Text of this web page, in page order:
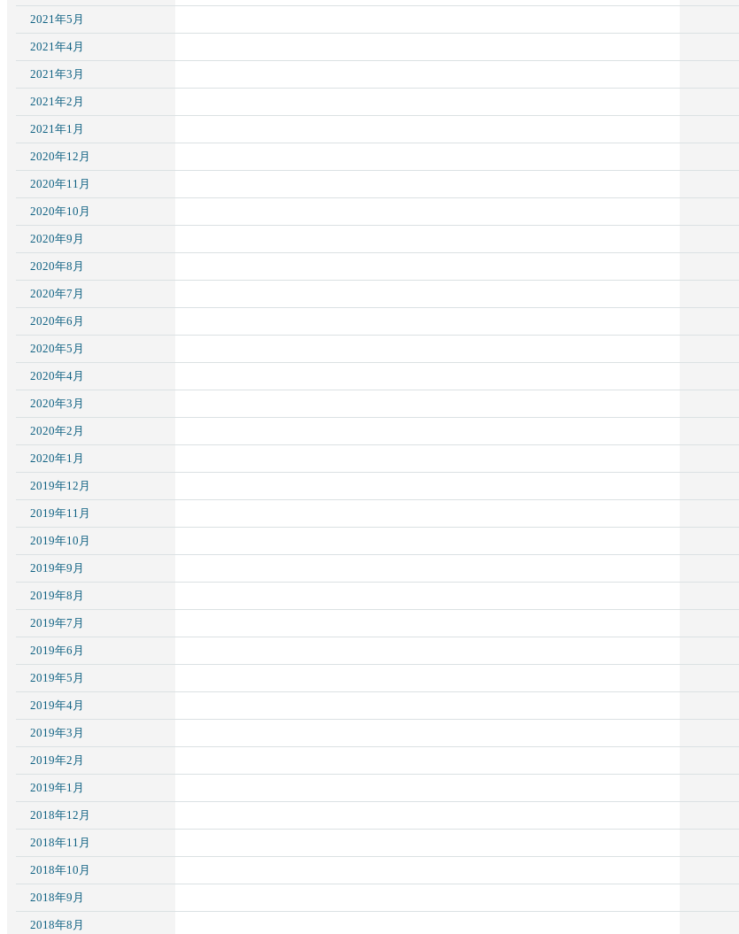
2021年5月
2021年4月
2021年3月
2021年2月
2021年1月
2020年12月
2020年11月
2020年10月
2020年9月
2020年8月
2020年7月
2020年6月
2020年5月
2020年4月
2020年3月
2020年2月
2020年1月
2019年12月
2019年11月
2019年10月
2019年9月
2019年8月
2019年7月
2019年6月
2019年5月
2019年4月
2019年3月
2019年2月
2019年1月
2018年12月
2018年11月
2018年10月
2018年9月
2018年8月